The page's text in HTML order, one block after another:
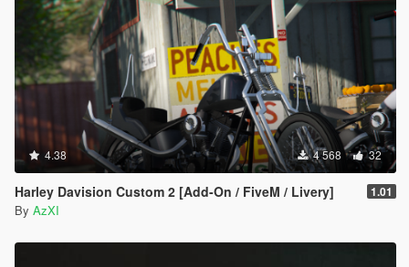
4.38 4 568 32
Harley Davision Custom 2 [Add-On / FiveM / Livery] 1.01
By AzXI